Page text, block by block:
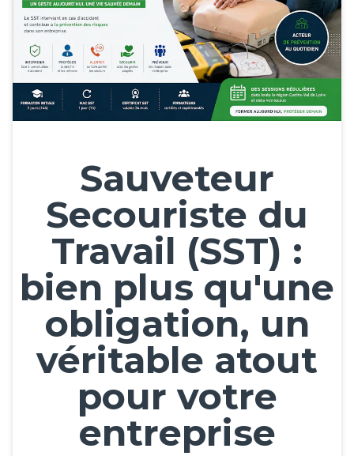
Sauveteur
Secouriste du
Travail (SST) :
bien plus qu'une
obligation, un
véritable atout
pour votre
entreprise